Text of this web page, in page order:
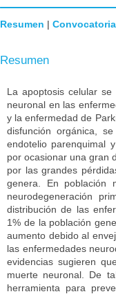
Resumen | Convocatoria
Resumen
La apoptosis celular
neuronal en las
y la enfermedad de
disfunción orgánica,
endotelio parenquimal
por ocasionar una gran
por las grandes
genera. En población
neurodegeneración
distribución de las
1% de la población
aumento debido al
las enfermedades
evidencias sugieren
muerte neuronal. De
herramienta para